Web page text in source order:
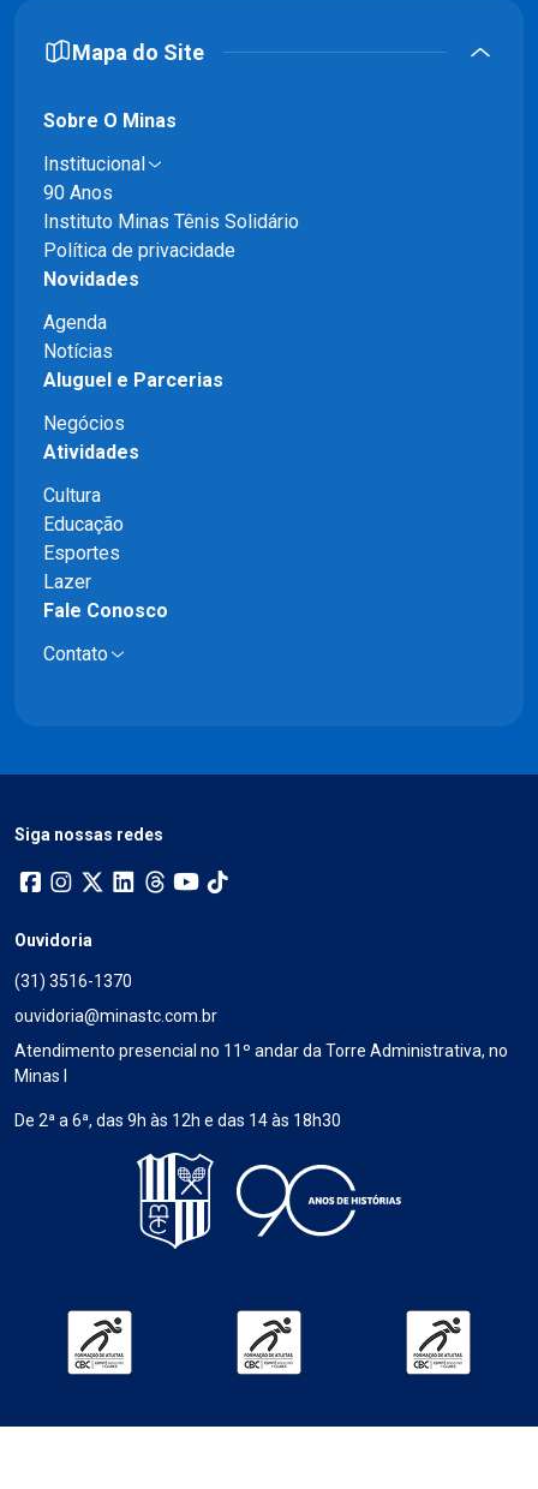
Mapa do Site
Sobre O Minas
Institucional
90 Anos
Instituto Minas Tênis Solidário
Política de privacidade
Novidades
Agenda
Notícias
Aluguel e Parcerias
Negócios
Atividades
Cultura
Educação
Esportes
Lazer
Fale Conosco
Contato
Siga nossas redes
Ouvidoria
(31) 3516-1370
ouvidoria@minastc.com.br
Atendimento presencial no 11º andar da Torre Administrativa, no
Minas I
De 2ª a 6ª, das 9h às 12h e das 14 às 18h30